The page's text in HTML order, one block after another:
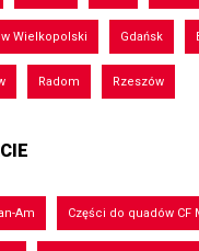
Wielkopolski Gdańsk
Radom Rzeszów
Am Części do quadów CF